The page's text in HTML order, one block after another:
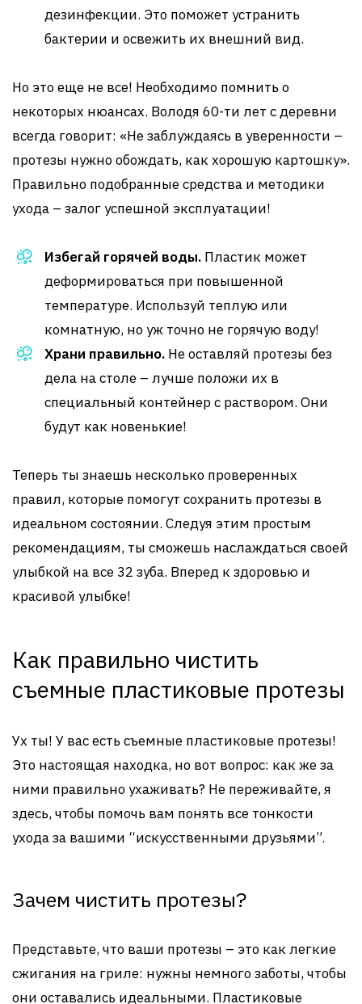
дезинфекции. Это поможет устранить
бактерии и освежить их внешний вид.
Но это еще не все! Необходимо помнить о
некоторых нюансах. Володя 60-ти лет с деревни
всегда говорит: «Не заблуждаясь в уверенности –
протезы нужно обождать, как хорошую картошку».
Правильно подобранные средства и методики
ухода – залог успешной эксплуатации!
Избегай горячей воды. Пластик может
деформироваться при повышенной
температуре. Используй теплую или
комнатную, но уж точно не горячую воду!
Храни правильно. Не оставляй протезы без
дела на столе – лучше положи их в
специальный контейнер с раствором. Они
будут как новенькие!
Теперь ты знаешь несколько проверенных
правил, которые помогут сохранить протезы в
идеальном состоянии. Следуя этим простым
рекомендациям, ты сможешь наслаждаться своей
улыбкой на все 32 зуба. Вперед к здоровью и
красивой улыбке!
Как правильно чистить
съемные пластиковые протезы
Ух ты! У вас есть съемные пластиковые протезы!
Это настоящая находка, но вот вопрос: как же за
ними правильно ухаживать? Не переживайте, я
здесь, чтобы помочь вам понять все тонкости
ухода за вашими “искусственными друзьями”.
Зачем чистить протезы?
Представьте, что ваши протезы – это как легкие
сжигания на гриле: нужны немного заботы, чтобы
они оставались идеальными. Пластиковые